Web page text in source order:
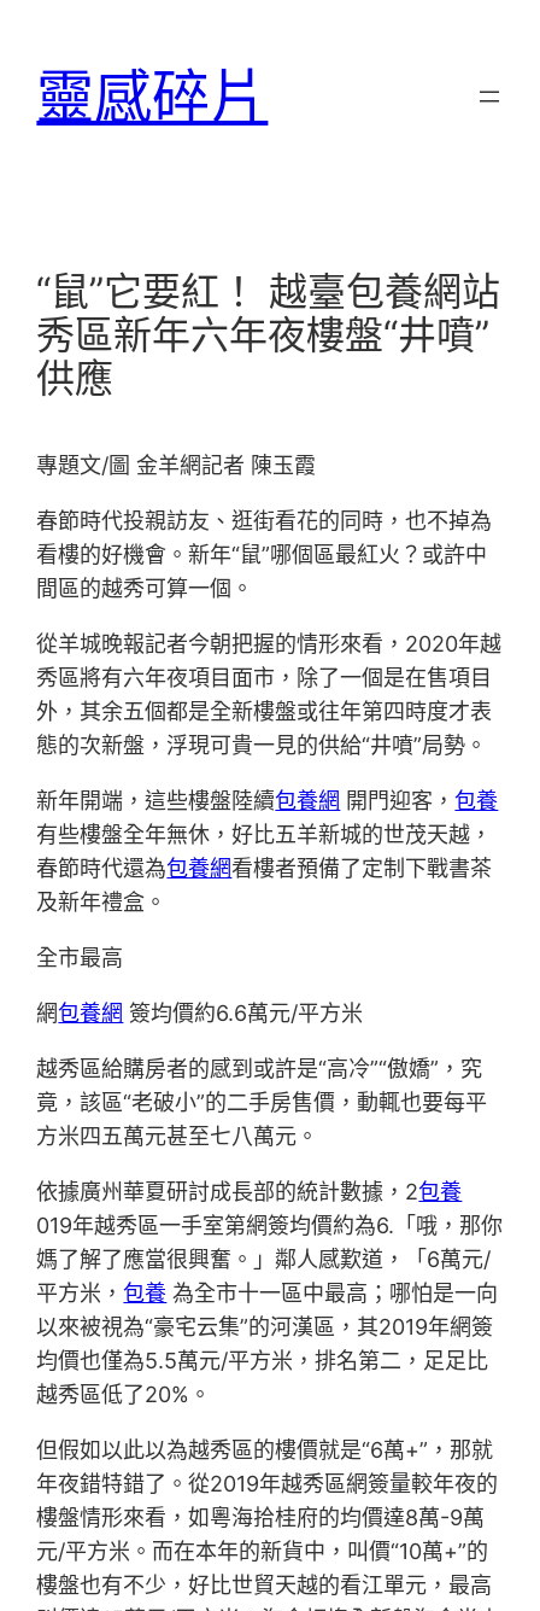
靈感碎片
“鼠”它要紅！ 越臺包養網站
秀區新年六年夜樓盤“井噴”
供應
專題文/圖 金羊網記者 陳玉霞
春節時代投親訪友、逛街看花的同時，也不掉為
看樓的好機會。新年“鼠”哪個區最紅火？或許中
間區的越秀可算一個。
從羊城晚報記者今朝把握的情形來看，2020年越
秀區將有六年夜項目面市，除了一個是在售項目
外，其余五個都是全新樓盤或往年第四時度才表
態的次新盤，浮現可貴一見的供給“井噴”局勢。
新年開端，這些樓盤陸續包養網 開門迎客，包養
有些樓盤全年無休，好比五羊新城的世茂天越，
春節時代還為包養網看樓者預備了定制下戰書茶
及新年禮盒。
全市最高
網包養網 簽均價約6.6萬元/平方米
越秀區給購房者的感到或許是“高冷”“傲嬌”，究
竟，該區“老破小”的二手房售價，動輒也要每平
方米四五萬元甚至七八萬元。
依據廣州華夏研討成長部的統計數據，2包養
019年越秀區一手室第網簽均價約為6.「哦，那你
媽了解了應當很興奮。」鄰人感歎道，「6萬元/
平方米，包養 為全市十一區中最高；哪怕是一向
以來被視為“豪宅云集”的河漢區，其2019年網簽
均價也僅為5.5萬元/平方米，排名第二，足足比
越秀區低了20%。
但假如以此以為越秀區的樓價就是“6萬+”，那就
年夜錯特錯了。從2019年越秀區網簽量較年夜的
樓盤情形來看，如粵海拾桂府的均價達8萬-9萬
元/平方米。而在本年的新貨中，叫價“10萬+”的
樓盤也有不少，好比世貿天越的看江單元，最高